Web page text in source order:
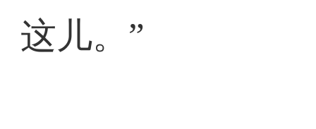
这儿。”